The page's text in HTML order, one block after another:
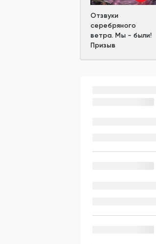
Отзвуки
серебряного
ветра. Мы - были!
Призыв